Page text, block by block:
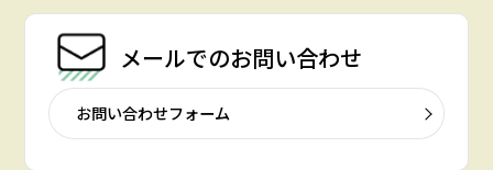
メールでのお問い合わせ
お問い合わせフォーム